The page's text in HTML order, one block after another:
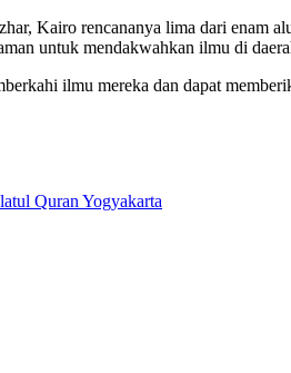
Kairo rencananya lima dari enam
untuk mendakwahkan ilmu di
ilmu mereka dan dapat
Quran Yogyakarta